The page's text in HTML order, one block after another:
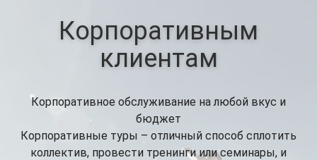
Корпоративным
клиентам
Корпоративное обслуживание на любой вкус и
бюджет
Корпоративные туры – отличный способ сплотить
коллектив, провести тренинги или семинары, и